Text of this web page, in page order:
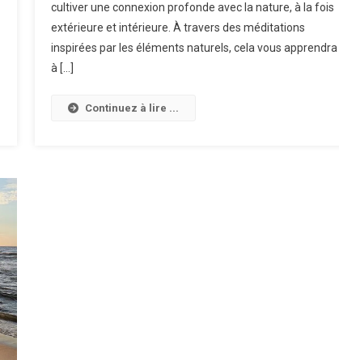
cultiver une connexion profonde avec la nature, à la fois
extérieure et intérieure. À travers des méditations
inspirées par les éléments naturels, cela vous apprendra
à […]
Continuez à lire ...